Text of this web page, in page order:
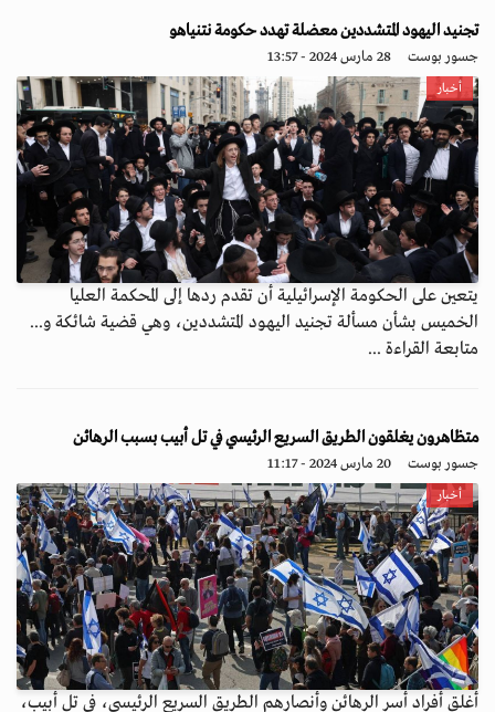
تجنيد اليهود المتشددين معضلة تهدد حكومة نتنياهو
جسور بوست 28 مارس 2024 - 13:57
أخبار
يتعين على الحكومة الإسرائيلية أن تقدم ردها إلى المحكمة العليا
الخميس بشأن مسألة تجنيد اليهود المتشددين، وهي قضية شائكة و...
متابعة القراءة ...
متظاهرون يغلقون الطريق السريع الرئيسي في تل أبيب بسبب الرهائن
جسور بوست 20 مارس 2024 - 11:17
أخبار
أغلق أفراد أسر الرهائن وأنصارهم الطريق السريع الرئيسي، في تل أبيب،